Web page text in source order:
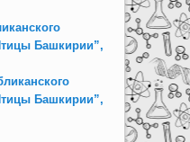
Башкирии”,
Башкирии”,